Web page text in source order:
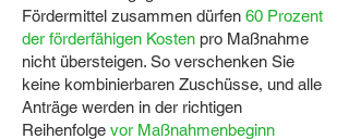
Fördermittel zusammen dürfen 60 Prozent
der förderfähigen Kosten pro Maßnahme
nicht übersteigen. So verschenken Sie
keine kombinierbaren Zuschüsse, und alle
Anträge werden in der richtigen
Reihenfolge vor Maßnahmenbeginn